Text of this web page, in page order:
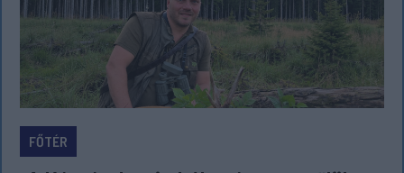
FŐTÉR